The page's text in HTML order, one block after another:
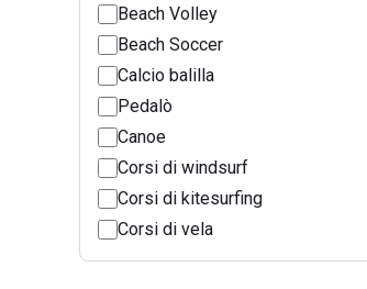
Beach Volley
Beach Soccer
Calcio balilla
Pedalò
Canoe
Corsi di windsurf
Corsi di kitesurfing
Corsi di vela